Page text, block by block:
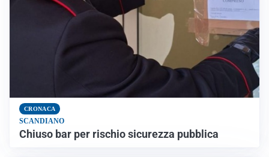
CRONACA
SCANDIANO
Chiuso bar per rischio sicurezza pubblica